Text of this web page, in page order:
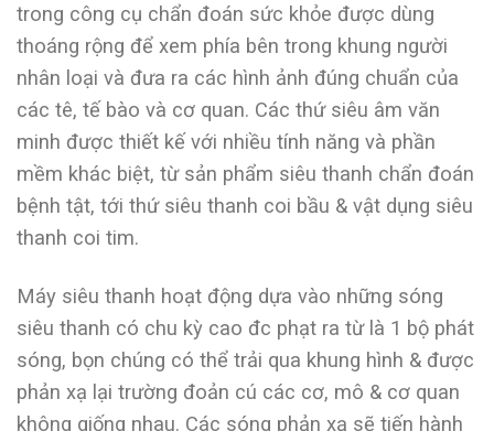
trong công cụ chẩn đoán sức khỏe được dùng
thoáng rộng để xem phía bên trong khung người
nhân loại và đưa ra các hình ảnh đúng chuẩn của
các tê, tế bào và cơ quan. Các thứ siêu âm văn
minh được thiết kế với nhiều tính năng và phần
mềm khác biệt, từ sản phẩm siêu thanh chẩn đoán
bệnh tật, tới thứ siêu thanh coi bầu & vật dụng siêu
thanh coi tim.
Máy siêu thanh hoạt động dựa vào những sóng
siêu thanh có chu kỳ cao đc phạt ra từ là 1 bộ phát
sóng, bọn chúng có thể trải qua khung hình & được
phản xạ lại trường đoản cú các cơ, mô & cơ quan
không giống nhau. Các sóng phản xạ sẽ tiến hành